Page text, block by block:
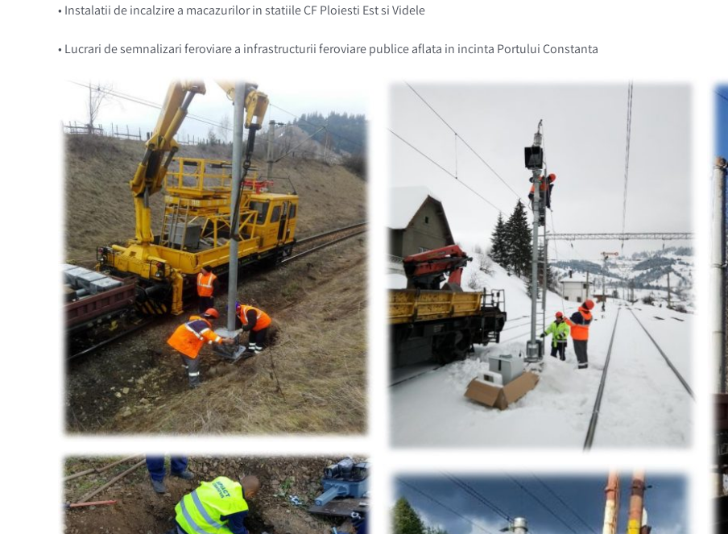
• Instalatii de incalzire a macazurilor in statiile CF Ploiesti Est si Videle
• Lucrari de semnalizari feroviare a infrastructurii feroviare publice aflata in incinta Portului Constanta